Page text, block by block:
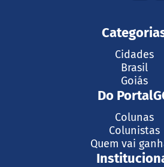
Cidades
Brasil
Goiás
Do
Colunas
Colunistas
Quem vai